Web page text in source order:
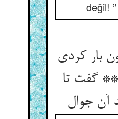
değil!
بار کردی
** گفت تا
آن جوال‏